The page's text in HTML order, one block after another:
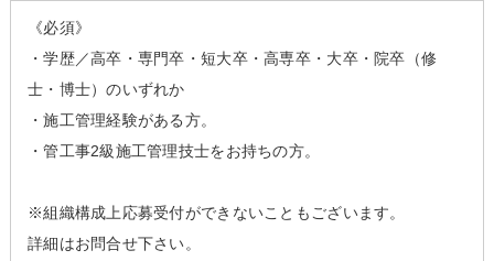
《必須》
・学歴／高卒・専門卒・短大卒・高専卒・大卒・院卒（修
士・博士）のいずれか
・施工管理経験がある方。
・管工事2級施工管理技士をお持ちの方。
※組織構成上応募受付ができないこともございます。
詳細はお問合せ下さい。